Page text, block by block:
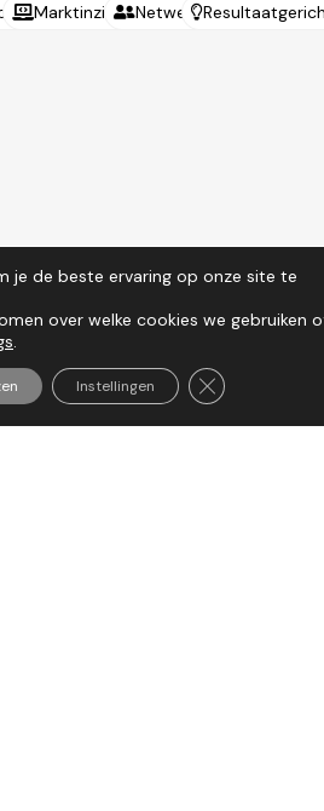
MarktinzichtNetwerk
je de beste ervaring op onze site te
over welke cookies we gebruiken
.
Instellingen Sluit AVG/